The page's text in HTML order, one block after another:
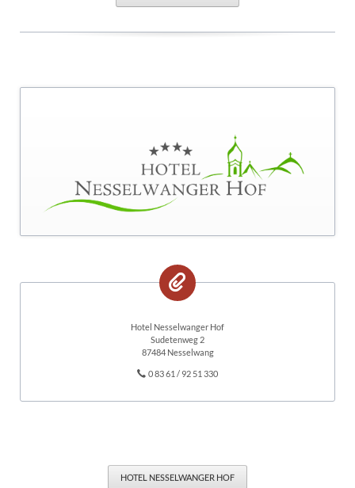
Hotel Nesselwanger Hof
Sudetenweg 2
87484 Nesselwang
0 83 61 / 92 51 330
HOTEL NESSELWANGER HOF